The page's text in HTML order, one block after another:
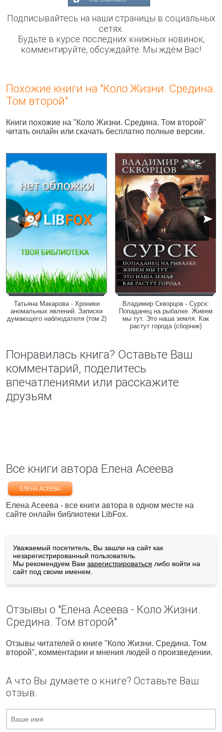
Подписывайтесь на наши страницы в социальных
сетях.
Будьте в курсе последних книжных новинок,
комментируйте, обсуждайте. Мы ждём Вас!
Похожие книги на "Коло Жизни. Средина.
Том второй"
Книги похожие на "Коло Жизни. Средина. Том второй"
читать онлайн или скачать бесплатно полные версии.
Татьяна Макарова - Хроники
аномальных явлений. Записки
думающего наблюдателя (том 2)
Владимир Скворцов - Сурск:
Попаданец на рыбалке. Живем
мы тут. Это наша земля. Как
растут города (сборник)
Понравилась книга? Оставьте Ваш
комментарий, поделитесь
впечатлениями или расскажите
друзьям
Все книги автора Елена Асеева
ЕЛЕНА АСЕЕВА
Елена Асеева - все книги автора в одном месте на
сайте онлайн библиотеки LibFox.
Уважаемый посетитель, Вы зашли на сайт как
незарегистрированный пользователь.
Мы рекомендуем Вам зарегистрироваться либо войти на
сайт под своим именем.
Отзывы о "Елена Асеева - Коло Жизни.
Средина. Том второй"
Отзывы читателей о книге "Коло Жизни. Средина. Том
второй", комментарии и мнения людей о произведении.
А что Вы думаете о книге? Оставьте Ваш
отзыв.